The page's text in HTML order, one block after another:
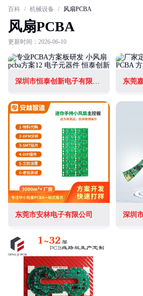
百科 / 机械设备 / 风扇PCBA
风扇PCBA
更新时间：2026-06-10
深圳市恒泰创新电子有限公司
东莞市安林电子有限公司